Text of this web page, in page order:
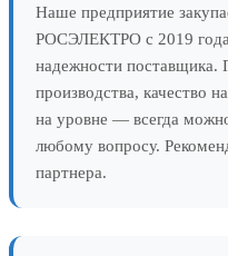
Наше предприятие
РОСЭЛЕКТРО с 2019
надежности поставщика.
производства, качество
на уровне — всегда
любому вопросу.
партнера.